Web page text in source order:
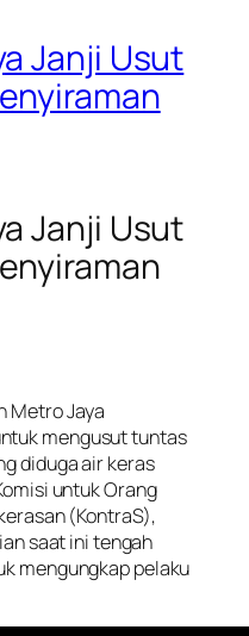
Janji Usut
Janji Usut
Metro Jaya
mengusut tuntas
diduga air keras
untuk Orang
(KontraS),
saat ini tengah
mengungkap pelaku